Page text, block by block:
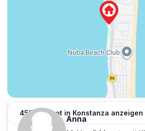
451 Angebot in Konstanza anzeigen
Anna